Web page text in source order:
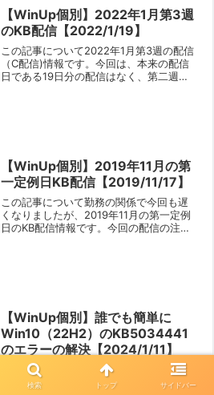
【WinUp個別】2022年1月第3週
のKB配信【2022/1/19】
この記事について2022年1月第3週の配信
（C配信)情報です。今回は、本来の配信
日である19日分の配信はなく、第二週の
【WinUp個別】2019年11月の第
一定例日KB配信【2019/11/17】
この記事について勤務の関係で今回も遅
くなりましたが、2019年11月の第一定例
日のKB配信情報です。今回の配信の注意
【WinUp個別】誰でも簡単に
Win10（22H2）のKB5034441
のエラーの解決【2024/1/11】
この記事について注：あくまで自己責任
での操作です。ご了承の上実行してくだ
検索 トップ サイドバー